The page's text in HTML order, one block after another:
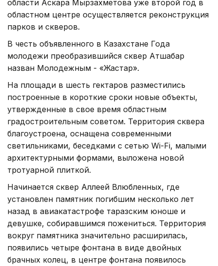
области Аскара Мырзахметова уже второй год в
областном центре осуществляется реконструкция
парков и скверов.
В честь объявленного в Казахстане Года
молодежи преобразившийся сквер Атшабар
назван Молодежным - «Жастар».
На площади в шесть гектаров разместились
построенные в короткие сроки новые объекты,
утвержденные в свое время областным
градостроительным советом. Территория сквера
благоустроена, оснащена современными
светильниками, беседками с сетью Wi-Fi, малыми
архитектурными формами, выложена новой
тротуарной плиткой.
Начинается сквер Аллеей Влюбленных, где
установлен памятник погибшим несколько лет
назад в авиакатастрофе таразским юноше и
девушке, собиравшимся пожениться. Территория
вокруг памятника значительно расширилась,
появились четыре фонтана в виде двойных
брачных колец, в центре фонтана появилось